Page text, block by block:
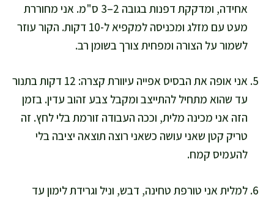
אחידה, ומדקקת דפנות בגובה 2–3 ס"מ. אני מחוררת
מעט עם מזלג ומכניסה למקפיא ל-10 דקות. הקור עוזר
לשמור על הצורה ומפחית צורך בשומן רב.
אני אופה את הבסיס אפייה עיוורת קצרה: 12 דקות בתנור
עד שהוא מתחיל להתייצב ומקבל צבע זהוב עדין. בזמן
הזה אני מכינה מלית, וככה העבודה זורמת בלי לחץ. זה
טריק קטן שאני עושה כשאני רוצה תוצאה יציבה בלי
להעמיס קמח.
למלית אני טורפת טחינה, דבש, וניל וגרידת לימון עד